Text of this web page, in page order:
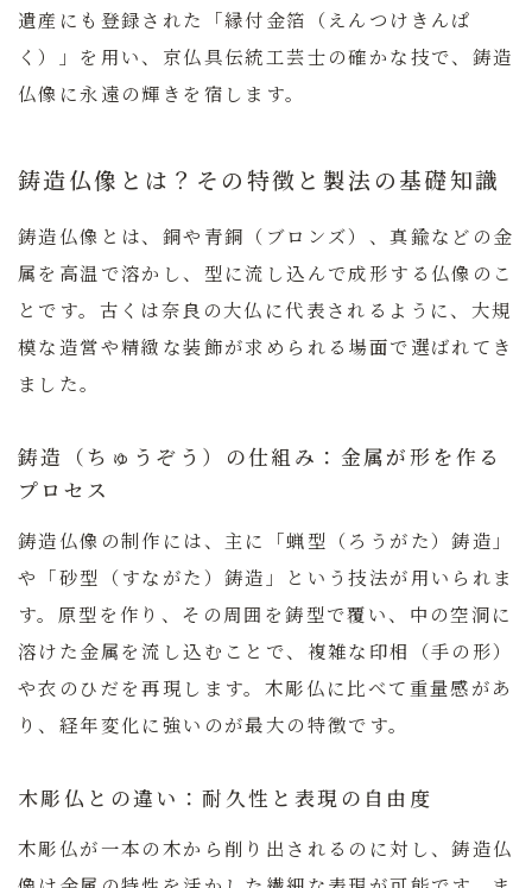
遺産にも登録された「縁付金箔（えんつけきんぱ
く）」を用い、京仏具伝統工芸士の確かな技で、鋳造
仏像に永遠の輝きを宿します。
鋳造仏像とは？その特徴と製法の基礎知識
鋳造仏像とは、銅や青銅（ブロンズ）、真鍮などの金
属を高温で溶かし、型に流し込んで成形する仏像のこ
とです。古くは奈良の大仏に代表されるように、大規
模な造営や精緻な装飾が求められる場面で選ばれてき
ました。
鋳造（ちゅうぞう）の仕組み：金属が形を作る
プロセス
鋳造仏像の制作には、主に「蝋型（ろうがた）鋳造」
や「砂型（すながた）鋳造」という技法が用いられま
す。原型を作り、その周囲を鋳型で覆い、中の空洞に
溶けた金属を流し込むことで、複雑な印相（手の形）
や衣のひだを再現します。木彫仏に比べて重量感があ
り、経年変化に強いのが最大の特徴です。
木彫仏との違い：耐久性と表現の自由度
木彫仏が一本の木から削り出されるのに対し、鋳造仏